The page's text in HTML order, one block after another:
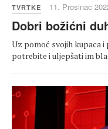
TVRTKE 11. Prosinac
Dobri božićni
Uz pomoć svojih kupaca
potrebite i uljepšati im